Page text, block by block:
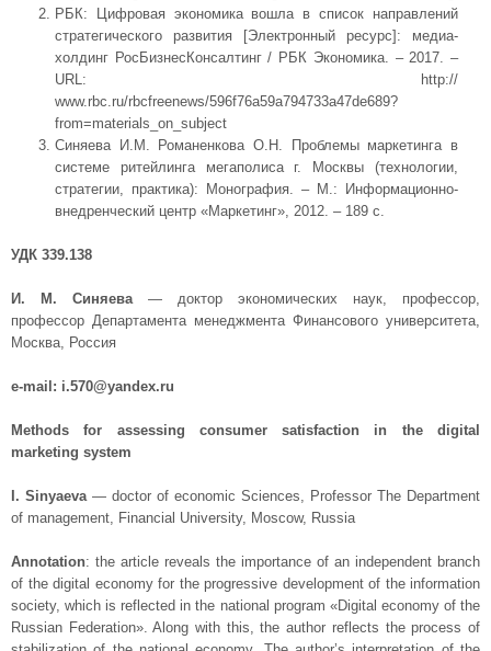
РБК: Цифровая экономика вошла в список направлений
стратегического развития [Электронный ресурс]: медиа-
холдинг РосБизнесКонсалтинг / РБК Экономика. – 2017. –
URL: http://
www.rbc.ru/rbcfreenews/596f76a59a794733a47de689?
from=materials_on_subject
Синяева И.М. Романенкова О.Н. Проблемы маркетинга в
системе ритейлинга мегаполиса г. Москвы (технологии,
стратегии, практика): Монография. – М.: Информационно-
внедренческий центр «Маркетинг», 2012. – 189 с.
УДК 339.138
И. М. Синяева— доктор экономических наук, профессор,
профессор Департамента менеджмента Финансового университета,
Москва, Россия
e-mail: i.570@yandex.ru
Methods for assessing consumer satisfaction in the digital
marketing system
I. Sinyaeva— doctor of economic Sciences, Professor The Department
of management, Financial University, Moscow, Russia
Annotation: the article reveals the importance of an independent branch
of the digital economy for the progressive development of the information
society, which is reflected in the national program «Digital economy of the
Russian Federation». Along with this, the author reflects the process of